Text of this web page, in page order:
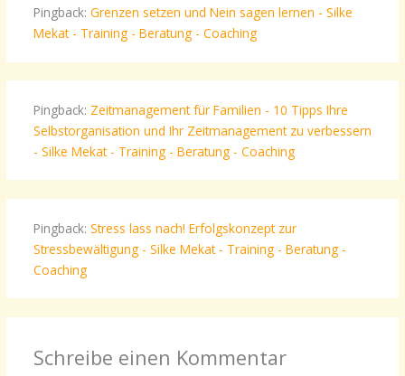
Pingback: Grenzen setzen und Nein sagen lernen - Silke
Mekat - Training - Beratung - Coaching
Pingback: Zeitmanagement für Familien - 10 Tipps Ihre
Selbstorganisation und Ihr Zeitmanagement zu verbessern
- Silke Mekat - Training - Beratung - Coaching
Pingback: Stress lass nach! Erfolgskonzept zur
Stressbewältigung - Silke Mekat - Training - Beratung -
Coaching
Schreibe einen Kommentar